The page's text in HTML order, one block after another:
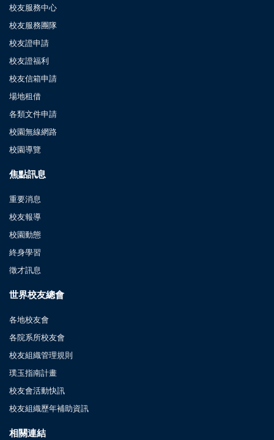
校友服務中心
校友服務團隊
校友證申請
校友證福利
校友信箱申請
場地租借
各類文件申請
校園無線網路
校園導覽
焦點訊息
重要消息
校友報導
校園動態
終身學習
徵才訊息
世界校友總會
各地校友會
各院系所校友會
校友組織管理規則
璞玉指南計畫
校友會活動快訊
校友組織歷年補助資訊
相關連結